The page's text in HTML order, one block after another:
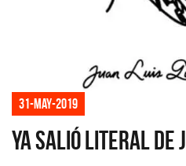
31-may-2019
Ya salió literal de